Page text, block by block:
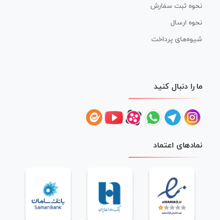
نحوه ثبت سفارش
نحوه ارسال
شیوه‌های پرداخت
ما را دنبال کنید
نمادهای اعتماد